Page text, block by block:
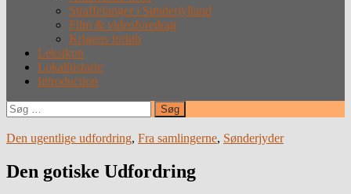
Straffefanger i Sønderjylland
Film & videoforedrag
Krigens forløb
Leksikon
Lokalhistorie
Introduction
Søg
efter:
Den ugentlige udfordring, Fra samlingerne, Sønderjyder
Den gotiske Udfordring